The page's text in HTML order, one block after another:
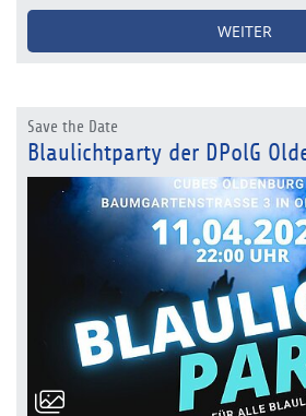
WEITER
Save the Date
Blaulichtparty der DPolG